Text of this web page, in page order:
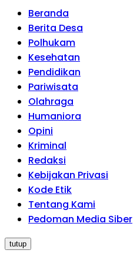
Beranda
Berita Desa
Polhukam
Kesehatan
Pendidikan
Pariwisata
Olahraga
Humaniora
Opini
Kriminal
Redaksi
Kebijakan Privasi
Kode Etik
Tentang Kami
Pedoman Media Siber
tutup